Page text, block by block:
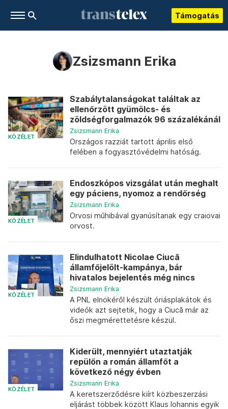
Támogatás
Zsizsmann Erika
KÖZÉLET
Szabálytalanságokat találtak az
ellenőrzött gyümölcs- és
zöldségforgalmazók 96 százalékánál
Zsizsmann Erika
Országos razziát tartott április első
felében a fogyasztóvédelmi hatóság.
KÖZÉLET
Endoszkópos vizsgálat után meghalt
egy páciens, nyomoz a rendőrség
Zsizsmann Erika
Orvosi műhibával gyanúsítanak egy craiovai
orvost.
KÖZÉLET
Elindulhatott Nicolae Ciucă
államfőjelölt-kampánya, bár
hivatalos bejelentés még nincs
Zsizsmann Erika
A PNL elnökéről készült óriásplakátok és
videók azt sejtetik, hogy a Ciucă már az
őszi megmérettetésre készül.
KÖZÉLET
Kiderült, mennyiért utaztatják
repülőn a román államfőt a
következő négy évben
Zsizsmann Erika
A keretszerződésre kiírt közbeszerzási
eljárást többek között Klaus Iohannis egyik